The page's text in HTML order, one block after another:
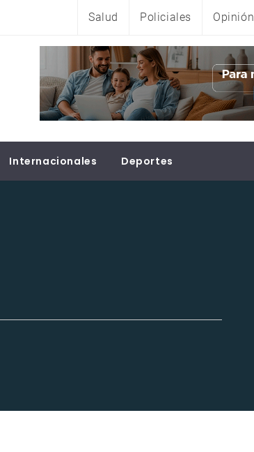
Salud Policiales Opinión
Internacionales Deportes